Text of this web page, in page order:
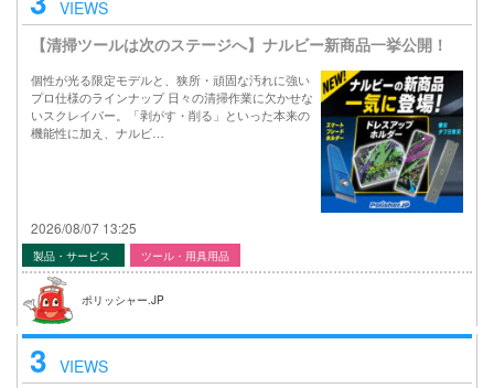
VIEWS
【清掃ツールは次のステージへ】ナルビー新商品一挙公開！
個性が光る限定モデルと、狭所・頑固な汚れに強い
プロ仕様のラインナップ 日々の清掃作業に欠かせな
いスクレイパー。「剥がす・削る」といった本来の
機能性に加え、ナルビ…
2026/08/07 13:25
製品・サービス ツール・用具用品
ポリッシャー.JP
3 VIEWS